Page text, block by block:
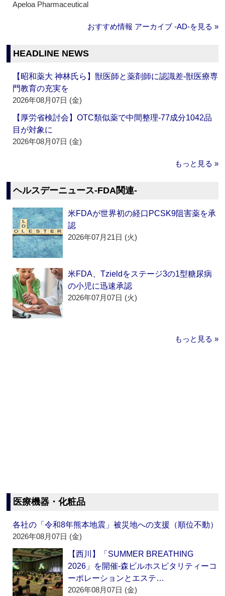
Apeloa Pharmaceutical
おすすめ情報 アーカイブ ‐AD‐を見る »
HEADLINE NEWS
【昭和薬大 神林氏ら】獣医師と薬剤師に認識差‐獣医療専
門教育の充実を
2026年08月07日 (金)
【厚労省検討会】OTC類似薬で中間整理‐77成分1042品
目が対象に
2026年08月07日 (金)
もっと見る »
ヘルスデーニュース‐FDA関連‐
米FDAが世界初の経口PCSK9阻害薬を承
認
2026年07月21日 (火)
米FDA、Tzieldをステージ3の1型糖尿病
の小児に迅速承認
2026年07月07日 (火)
もっと見る »
医療機器・化粧品
各社の「令和8年熊本地震」被災地への支援（順位不動）
2026年08月07日 (金)
【西川】「SUMMER BREATHING
2026」を開催‐森ビルホスピタリティーコ
ーポレーションとエステ…
2026年08月07日 (金)